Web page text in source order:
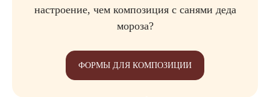
настроение, чем композиция с санями деда
мороза?
ФОРМЫ ДЛЯ КОМПОЗИЦИИ